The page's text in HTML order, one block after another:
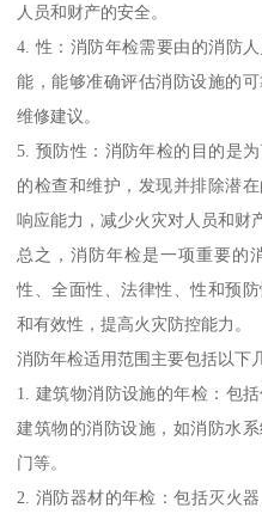
人员和财产的安全。
4. 性：消防年检需要由的消防
能，能够准确评估消防设施的
维修建议。
5. 预防性：消防年检的目的是
的检查和维护，发现并排除潜
响应能力，减少火灾对人员和财
总之，消防年检是一项重要的
性、全面性、法律性、性和预
和有效性，提高火灾防控能力。
消防年检适用范围主要包括以下
1. 建筑物消防设施的年检：包
建筑物的消防设施，如消防水
门等。
2. 消防器材的年检：包括灭火